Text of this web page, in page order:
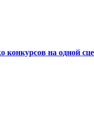
конкурсов на одной